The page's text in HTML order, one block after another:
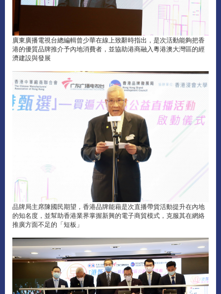
廣東廣播電視台總編輯曾少華在線上致辭時指出，是次活動能夠把香
港的優質品牌推介予內地消費者，並協助港商融入粵港澳大灣區的經
濟建設與發展
品牌局主席陳國民期望，香港品牌能藉是次直播帶貨活動提升在內地
的知名度，並幫助香港業界掌握新興的電子商貿模式，克服其在網絡
推廣方面不足的「短板」